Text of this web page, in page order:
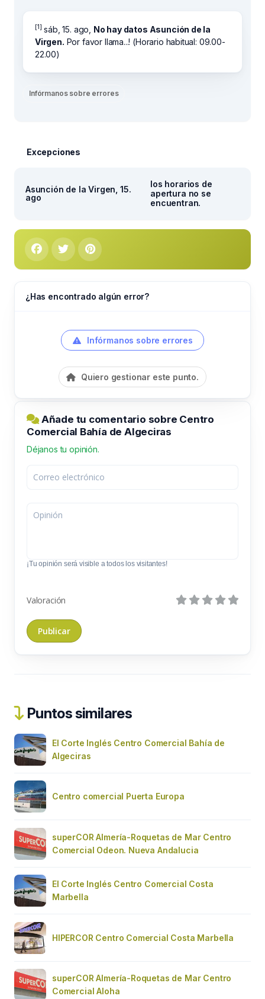
[1] sáb, 15. ago, No hay datos Asunción de la
Virgen. Por favor llama...! (Horario habitual: 09.00-
22.00)
Infórmanos sobre errores
Excepciones
Asunción de la Virgen, 15.
ago
los horarios de
apertura no se
encuentran.
¿Has encontrado algún error?
Infórmanos sobre errores
Quiero gestionar este punto.
Añade tu comentario sobre Centro
Comercial Bahía de Algeciras
Déjanos tu opinión.
¡Tu opinión será visible a todos los visitantes!
Valoración
Puntos similares
El Corte Inglés Centro Comercial Bahía de
Algeciras
Centro comercial Puerta Europa
superCOR Almería-Roquetas de Mar Centro
Comercial Odeon. Nueva Andalucia
El Corte Inglés Centro Comercial Costa
Marbella
HIPERCOR Centro Comercial Costa Marbella
superCOR Almería-Roquetas de Mar Centro
Comercial Aloha